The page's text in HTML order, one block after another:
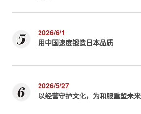
2026/6/1
用中国速度锻造日本品质
2026/5/27
以经营守护文化，为和服重塑未来